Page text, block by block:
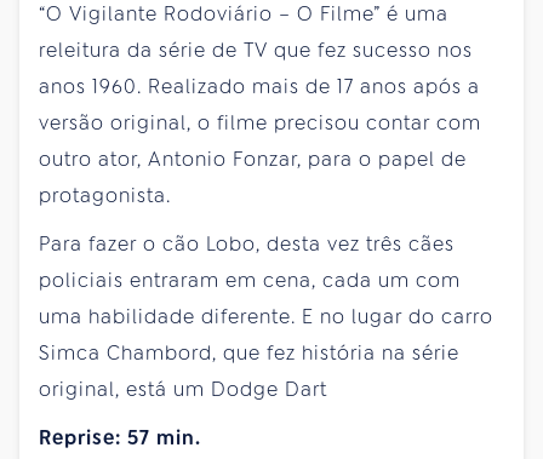
“O Vigilante Rodoviário – O Filme” é uma
releitura da série de TV que fez sucesso nos
anos 1960. Realizado mais de 17 anos após a
versão original, o filme precisou contar com
outro ator, Antonio Fonzar, para o papel de
protagonista.
Para fazer o cão Lobo, desta vez três cães
policiais entraram em cena, cada um com
uma habilidade diferente. E no lugar do carro
Simca Chambord, que fez história na série
original, está um Dodge Dart
Reprise: 57 min.